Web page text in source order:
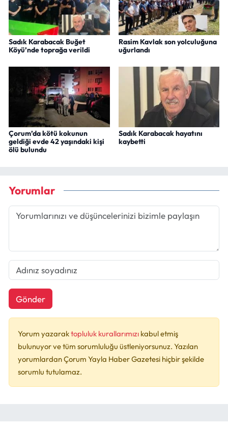
Sadık Karabacak Buğet
Köyü’nde toprağa verildi
Rasim Kavlak son yolculuğuna
uğurlandı
Çorum’da kötü kokunun
geldiği evde 42 yaşındaki kişi
ölü bulundu
Sadık Karabacak hayatını
kaybetti
Yorumlar
Gönder
Yorum yazaraktopluluk kurallarımızı kabul etmiş
bulunuyor ve tüm sorumluluğu üstleniyorsunuz. Yazılan
yorumlardan Çorum Yayla Haber Gazetesi hiçbir şekilde
sorumlu tutulamaz.